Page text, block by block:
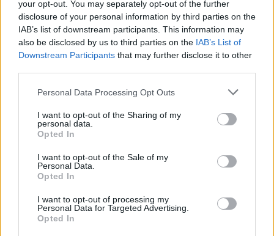
your opt-out. You may separately opt-out of the further
disclosure of your personal information by third parties on the
IAB’s list of downstream participants. This information may
also be disclosed by us to third parties on the IAB’s List of
Downstream Participants that may further disclose it to other
Personal Data Processing Opt Outs
I want to opt-out of the Sharing of my
personal data.
Opted In
I want to opt-out of the Sale of my
Personal Data.
Opted In
I want to opt-out of processing my
Personal Data for Targeted Advertising.
Opted In
Nadace partnerství, která soutěž organizuje. Loni titul získala lípa z
Tatobit na Semilsku. Letošní vítěz bude slavnostně vyhlášen 20.
října.
Víkend otevřených zahrad přilákal ve Zlínském kraji
tisíce lidí
Víkend otevřených zahrad
Zlínském kraji tisíce lidí. Při akci
nebo klasické prohlídky zahrad a parků zpestřuje doprovodný
program. Řada návštěvníků zavítala například do kroměřížské
Květné zahrady, která je spolu s tamní Podzámeckou zahradou a
V Polici začala výstava nazvaná Soužití s velkými